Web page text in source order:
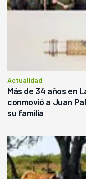
Actualidad
Más de 34 años en
conmovió a Juan
su familia